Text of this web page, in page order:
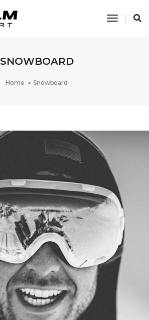
Toggle
SNOWBOARD
Home Snowboard